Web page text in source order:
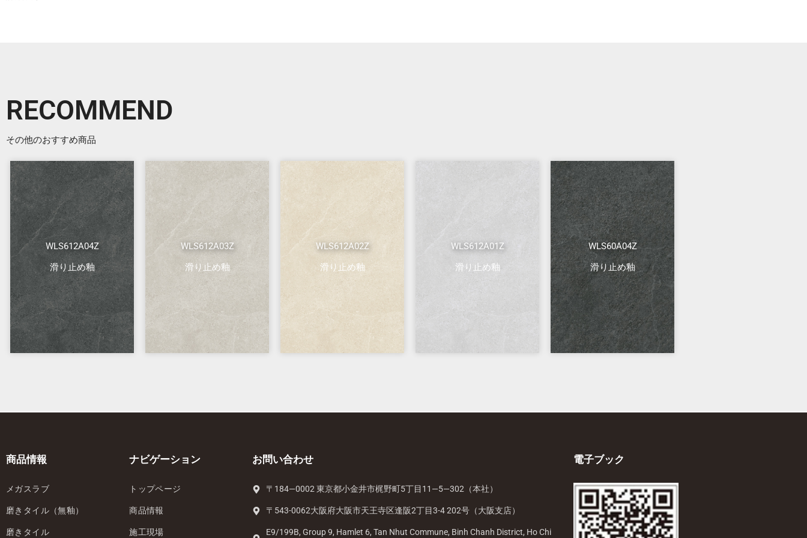
RECOMMEND
その他のおすすめ商品
WLS612A04Z
滑り止め釉
WLS612A03Z
滑り止め釉
WLS612A02Z
滑り止め釉
WLS612A01Z
滑り止め釉
WLS60A04Z
滑り止め釉
商品情報
メガスラブ
磨きタイル（無釉）
磨きタイル
ナビゲーション
トップページ
商品情報
施工現場
お問い合わせ
〒184—0002 東京都小金井市梶野町5丁目11—5—302（本社）
〒543-0062大阪府大阪市天王寺区逢阪2丁目3-4 202号（大阪支店）
E9/199B, Group 9, Hamlet 6, Tan Nhut Commune, Binh Chanh District, Ho Chi
電子ブック